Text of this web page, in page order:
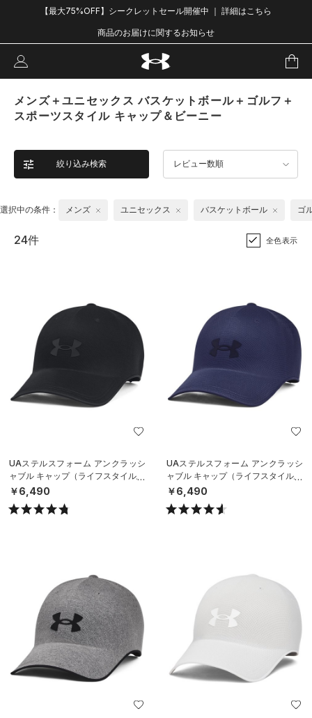
【最大75%OFF】シークレットセール開催中 ｜ 詳細はこちら
商品のお届けに関するお知らせ
メンズ＋ユニセックス バスケットボール＋ゴルフ＋
スポーツスタイル キャップ＆ビーニー
絞り込み検索 レビュー数順
選択中の条件： メンズ ユニセックス バスケットボール ゴ
24件 全色表示
UAステルスフォーム アンクラッシ
ャブル キャップ（ライフスタイル/U
NISEX）
￥6,490
UAステルスフォーム アンクラッシ
ャブル キャップ（ライフスタイル/U
NISEX）
￥6,490